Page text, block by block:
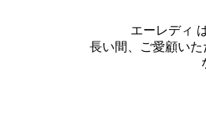
エーレディ
長い間、ご愛顧い